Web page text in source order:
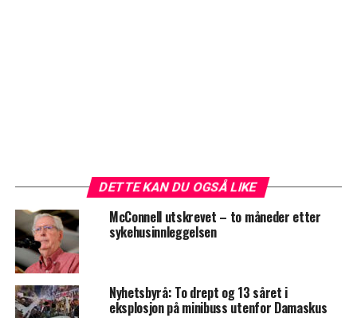
DETTE KAN DU OGSÅ LIKE
McConnell utskrevet – to måneder etter
sykehusinnleggelsen
Nyhetsbyrå: To drept og 13 såret i
eksplosjon på minibuss utenfor Damaskus